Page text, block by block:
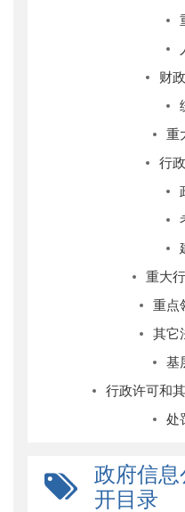
财
重
行
重大
重点
其它
基
行政许可和
处
政府信息
开目录